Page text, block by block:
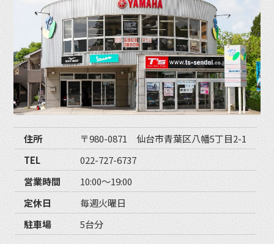
住所
〒980-0871 仙台市青葉区八幡5丁目2-1
TEL
022-727-6737
営業時間
10:00〜19:00
定休日
毎週火曜日
駐車場
5台分